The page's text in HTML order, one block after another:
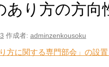
あり方の方
作成者: adminzenkousoku
方に関する専門部会」の設